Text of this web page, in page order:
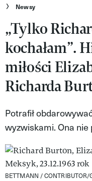
Wideo
Nasze akcje
VIVA!ART
VIVA!MODA
VIVA!LIFESTYLE
VIVA!MAN
VIVA!PEOPLE POWER
VIVA!ITAKA
MAGAZYN VIVA!
Newsy
„Tylko
kochałam”.
miłości
Richarda
Potrafił
wyzwiskami. Ona nie
BETTMANN / CONTRIBUTOR/